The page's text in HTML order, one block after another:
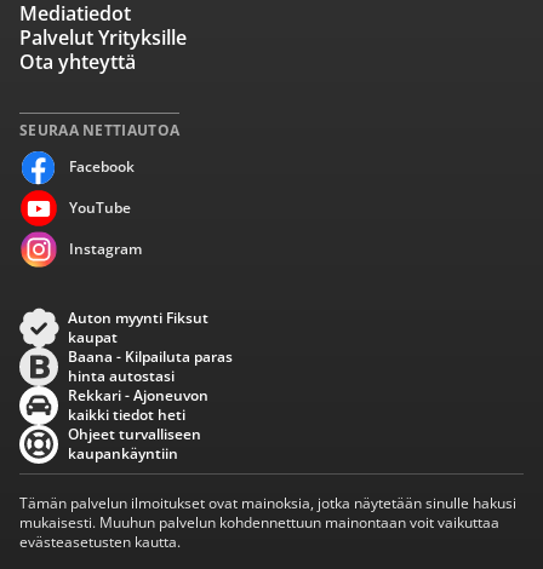
SEURAA NETTIAUTOA
Facebook
YouTube
Instagram
Mediatiedot
Palvelut Yrityksille
Ota yhteyttä
Auton myynti Fiksut
kaupat
Baana - Kilpailuta paras
hinta autostasi
Rekkari - Ajoneuvon
kaikki tiedot heti
Ohjeet turvalliseen
kaupankäyntiin
Tämän palvelun ilmoitukset ovat mainoksia, jotka näytetään sinulle hakusi
mukaisesti. Muuhun palvelun kohdennettuun mainontaan voit vaikuttaa
evästeasetusten kautta.